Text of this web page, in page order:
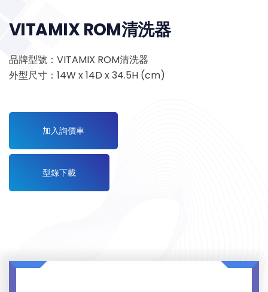
VITAMIX ROM清洗器
品牌型號：VITAMIX ROM清洗器
外型尺寸：14W x 14D x 34.5H (cm)
加入詢價車
型錄下載